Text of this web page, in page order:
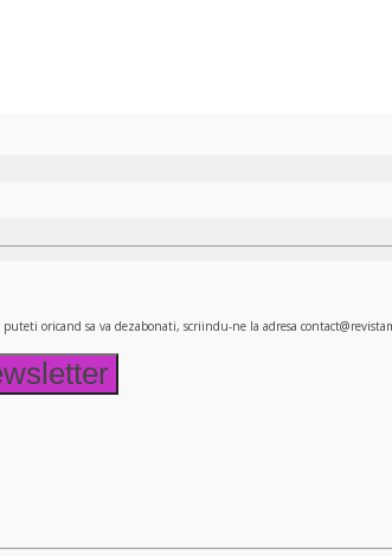
oricand sa va dezabonati, scriindu-ne la adresa